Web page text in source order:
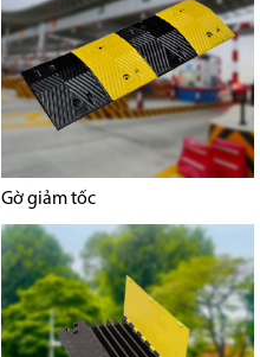
Gờ giảm tốc